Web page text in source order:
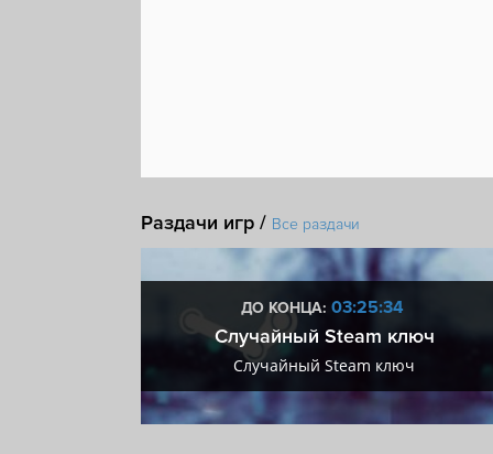
Раздачи игр / Все раздачи
ДО КОНЦА: 03:25:34
Случайный Steam ключ
Случайный Steam ключ